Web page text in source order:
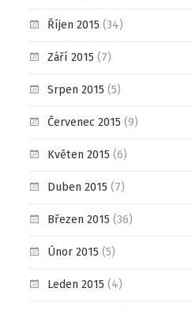
Říjen 2015 (34)
Září 2015 (7)
Srpen 2015 (5)
Červenec 2015 (9)
Květen 2015 (6)
Duben 2015 (7)
Březen 2015 (36)
Únor 2015 (5)
Leden 2015 (4)